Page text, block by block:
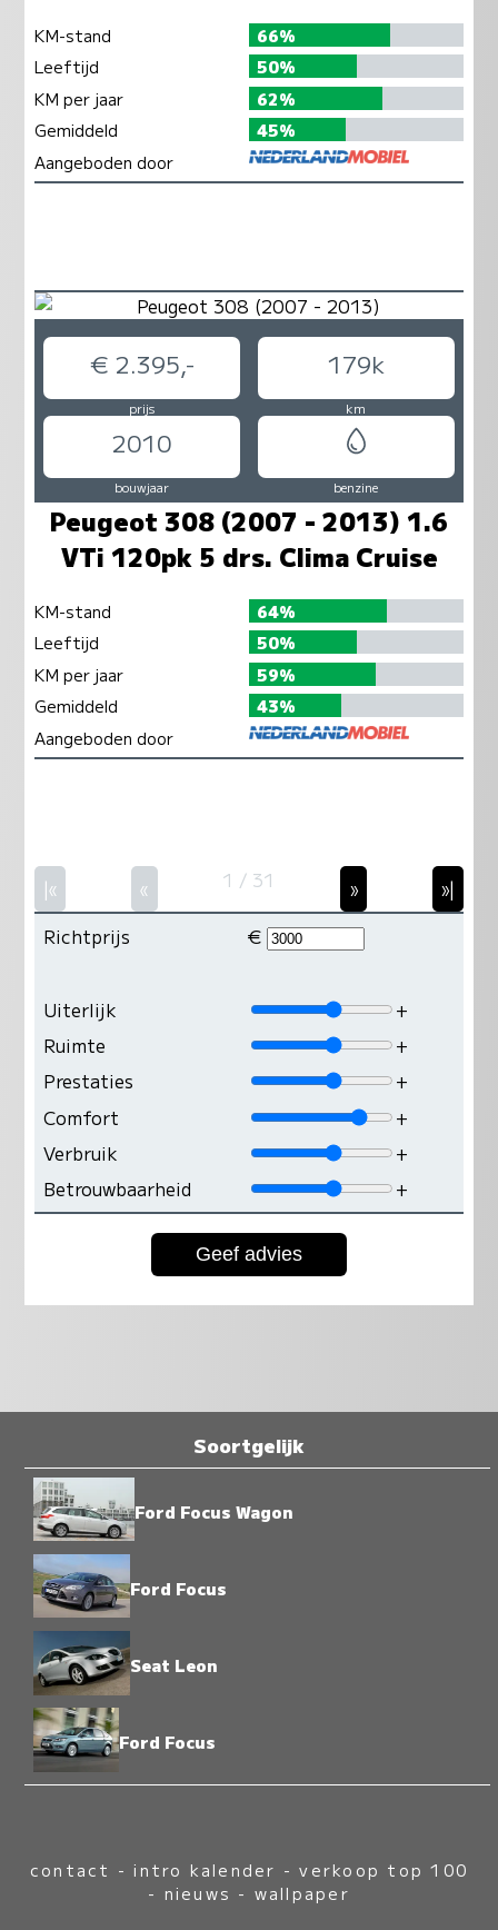
KM-stand
66%
Leeftijd
50%
KM per jaar
62%
Gemiddeld
45%
Aangeboden door
€ 2.395,- 179k
prijs km
2010
bouwjaar benzine
Peugeot 308 (2007 - 2013) 1.6
VTi 120pk 5 drs. Clima Cruise
KM-stand
64%
Leeftijd
50%
KM per jaar
59%
Gemiddeld
43%
Aangeboden door
|« « 1 / 31 »
»|
Richtprijs
€
Uiterlijk
+
Ruimte
+
Prestaties
+
Comfort
+
Verbruik
+
Betrouwbaarheid
+
Soortgelijk
Ford Focus Wagon
Ford Focus
Seat Leon
Ford Focus
contact -intro kalender -verkoop top 100
- nieuws - wallpaper